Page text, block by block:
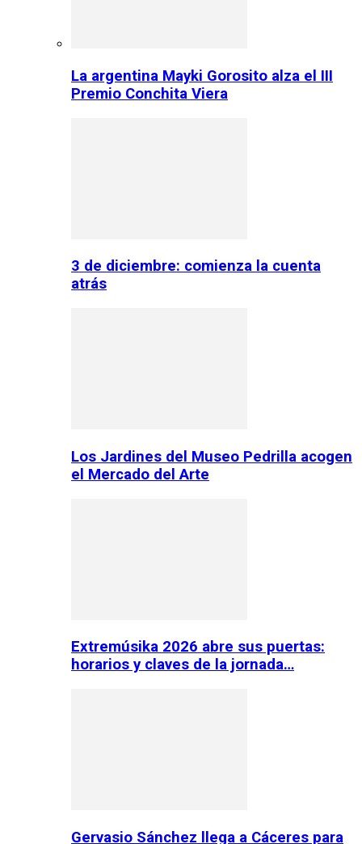
La argentina Mayki Gorosito alza el III
Premio Conchita Viera
3 de diciembre: comienza la cuenta
atrás
Los Jardines del Museo Pedrilla acogen
el Mercado del Arte
Extremúsika 2026 abre sus puertas:
horarios y claves de la jornada…
Gervasio Sánchez llega a Cáceres para